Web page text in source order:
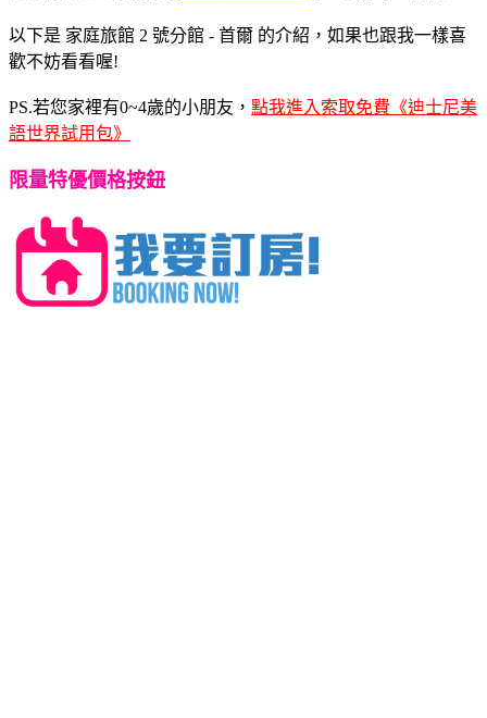
以下是 家庭旅館 2 號分館 - 首爾 的介紹，如果也跟我一樣喜
歡不妨看看喔!
PS.若您家裡有0~4歲的小朋友， 點我進入索取免費《迪士尼美
語世界試用包》
限量特優價格按鈕